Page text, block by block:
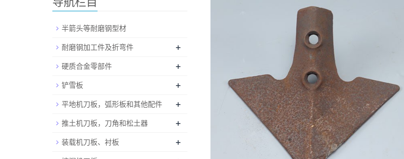
半箭头等耐磨钢型材
耐磨钢加工件及折弯件
+
硬质合金零部件 +
铲雪板 +
平地机刀板，弧形板和其他配件 +
推土机刀板，刀角和松土器 +
装载机刀板、衬板 +